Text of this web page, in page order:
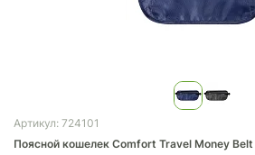
Артикул: 724101
Поясной кошелек Comfort Travel Money Belt